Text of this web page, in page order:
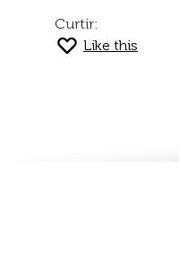
Curtir:
Like this